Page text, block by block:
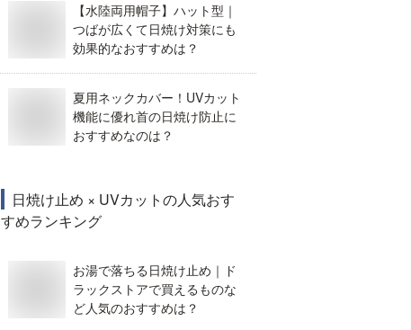
【水陸両用帽子】ハット型｜
つばが広くて日焼け対策にも
効果的なおすすめは？
夏用ネックカバー！UVカット
機能に優れ首の日焼け防止に
おすすめなのは？
日焼け止め × UVカットの人気おす
すめランキング
お湯で落ちる日焼け止め｜ド
ラックストアで買えるものな
ど人気のおすすめは？